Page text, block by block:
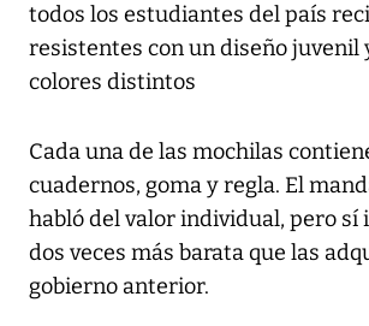
todos los estudiantes del país
resistentes con un diseño juvenil
colores distintos
Cada una de las mochilas
cuadernos, goma y regla. El
habló del valor individual, pero sí
dos veces más barata que las
gobierno anterior.